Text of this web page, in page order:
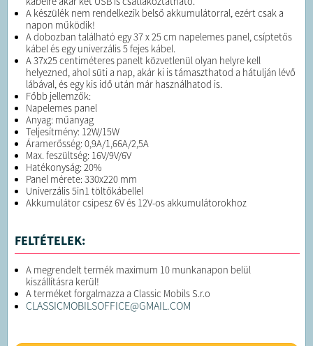
A készülék nem rendelkezik belső akkumulátorral, ezért csak a
napon működik!
A dobozban található egy 37 x 25 cm napelemes panel, csíptetős
kábel és egy univerzális 5 fejes kábel.
A 37x25 centiméteres panelt közvetlenül olyan helyre kell
helyezned, ahol süti a nap, akár ki is támaszthatod a hátulján lévő
lábával, és egy kis idő után már használhatod is.
Főbb jellemzők:
Napelemes panel
Anyag: műanyag
Teljesítmény: 12W/15W
Áramerősség: 0,9A/1,66A/2,5A
Max. feszültség: 16V/9V/6V
Hatékonyság: 20%
Panel mérete: 330x220 mm
Univerzális 5in1 töltőkábellel
Akkumulátor csipesz 6V és 12V-os akkumulátorokhoz
FELTÉTELEK:
A megrendelt termék maximum 10 munkanapon belül
kiszállításra kerül!
A terméket forgalmazza a Classic Mobils S.r.o
CLASSICMOBILSOFFICE@GMAIL.COM